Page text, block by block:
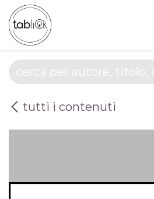
Passa al contenuto
tutti i contenuti